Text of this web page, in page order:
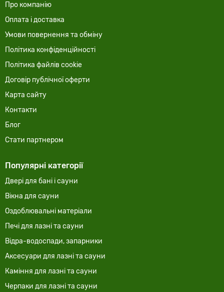
Про компанію
Оплата і доставка
Умови повернення та обміну
Політика конфіденційності
Політика файлів cookie
Договір публічної оферти
Карта сайту
Контакти
Блог
Стати партнером
Популярні категорії
Двері для бані і сауни
Вікна для сауни
Оздоблювальні матеріали
Печі для лазні та сауни
Відра-водоспади, запарники
Аксесуари для лазні та сауни
Каміння для лазні та сауни
Черпаки для лазні та сауни